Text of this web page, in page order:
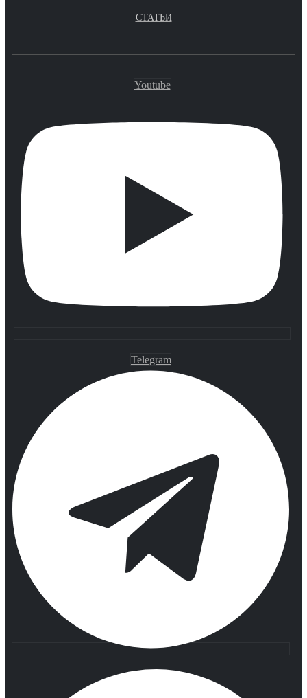
СТАТЬИ
Youtube
Telegram